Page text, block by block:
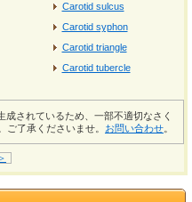
Carotid sulcus
Carotid syphon
Carotid triangle
Carotid tubercle
されているため、一部不適切なさく
ご了承くださいませ。 お問い合わせ